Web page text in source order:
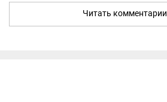
Читать комментарии